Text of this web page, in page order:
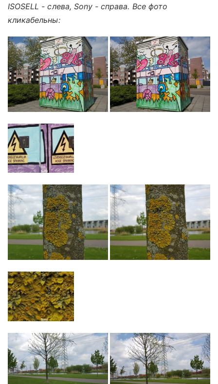
ISOSELL - слева, Sony - справа. Все фото
кликабельны: